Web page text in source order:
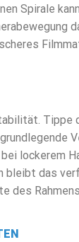
Spirale
Tippe
lockerem
bleibt das
des Rahmens.